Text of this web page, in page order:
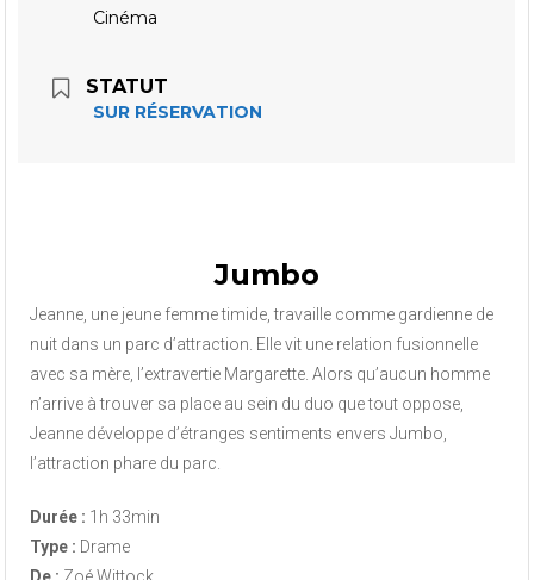
Cinéma
STATUT
SUR RÉSERVATION
Jumbo
Jeanne, une jeune femme timide, travaille comme gardienne de
nuit dans un parc d’attraction. Elle vit une relation fusionnelle
avec sa mère, l’extravertie Margarette. Alors qu’aucun homme
n’arrive à trouver sa place au sein du duo que tout oppose,
Jeanne développe d’étranges sentiments envers Jumbo,
l’attraction phare du parc.
Durée : 1h 33min
Type : Drame